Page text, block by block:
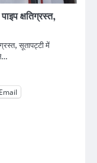
क्षतिग्रस्त,
सूतापट्टी में
Email